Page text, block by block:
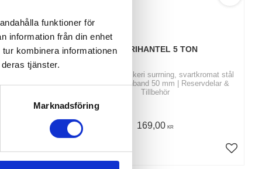
funktioner för
information från din enhet
kombinera informationen
tjänster.
Marknadsföring
&
EKERIHANTEL 5 TON
Köp Hantel för Ekeri surrning, svartkromat stål
50 mm | Spännband 50 mm | Reservdelar &
Tillbehör
169,00 KR
KÖP